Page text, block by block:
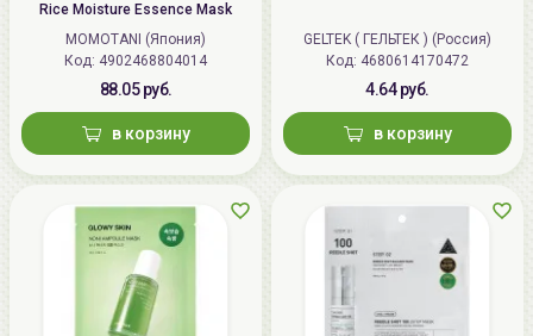
Rice Moisture Essence Mask
MOMOTANI (Япония)
Код: 4902468804014
88.05 руб.
в корзину
GELTEK ( ГЕЛЬТЕК ) (Россия)
Код: 4680614170472
4.64 руб.
в корзину